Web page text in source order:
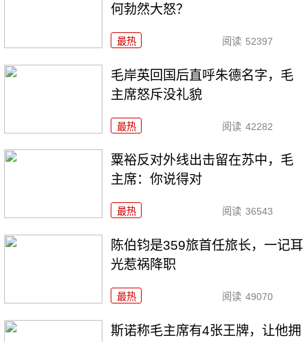
何勃然大怒？
最热 阅读 52397
毛岸英回国后直呼朱德名字，毛
主席怒斥没礼貌
最热 阅读 42282
粟裕反对外线出击留在苏中，毛
主席：你说得对
最热 阅读 36543
陈伯钧是359旅首任旅长，一记耳
光惹祸降职
最热 阅读 49070
斯诺称毛主席有4张王牌，让他拥